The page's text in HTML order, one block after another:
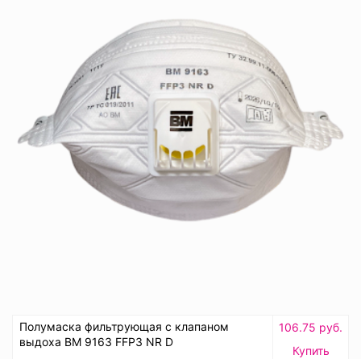
Полумаска фильтрующая с клапаном
выдоха ВМ 9163 FFP3 NR D
106.75 руб.
Купить